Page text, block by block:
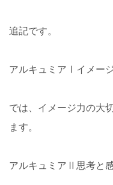
追記です。
アルキュミアⅠイメー
では、イメージ力の大
ます。
アルキュミアⅡ思考と